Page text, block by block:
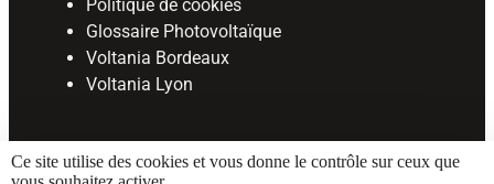
Ce site utilise des cookies et vous donne le contrôle sur ceux que
Politique de cookies
Glossaire Photovoltaïque
Voltania Bordeaux
Voltania Lyon